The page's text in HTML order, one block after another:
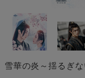
雪華の炎～揺るぎ